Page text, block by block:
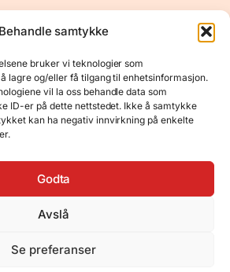
Behandle samtykke
bruker vi teknologier som
lagre og/eller få tilgang til enhetsinformasjon.
vil la oss behandle data som
ID-er på dette nettstedet. Ikke å samtykke
kan ha negativ innvirkning på enkelte
Godta
Avslå
Se preferanser
vi ønsker å dele våre opplevelser og
reiser, hotell - og restauranter,
pleie, data, film og bøker m.m.
Resurser
Personvernerklæring
Opphavsrett
•Hosted by